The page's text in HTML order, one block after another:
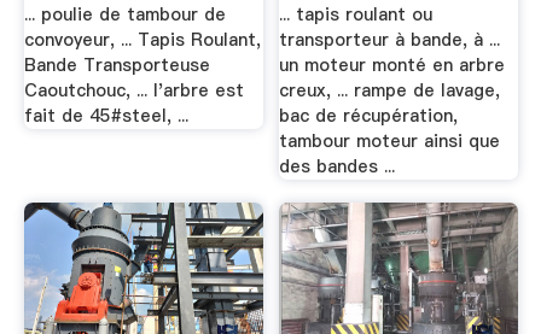
... poulie de tambour de
convoyeur, ... Tapis Roulant,
Bande Transporteuse
Caoutchouc, ... l'arbre est
fait de 45#steel, ...
... tapis roulant ou
transporteur à bande, à ...
un moteur monté en arbre
creux, ... rampe de lavage,
bac de récupération,
tambour moteur ainsi que
des bandes ...